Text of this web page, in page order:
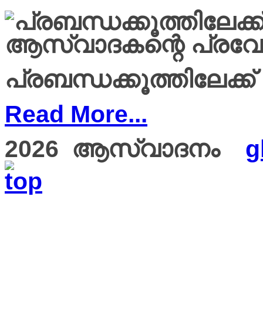
Read More...
2026 ആസ്വാദനം